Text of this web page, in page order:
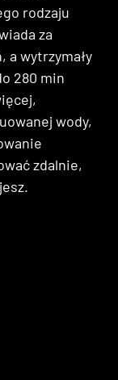
rodzaju
za
a wytrzymały
280 min
wody,
zdalnie,